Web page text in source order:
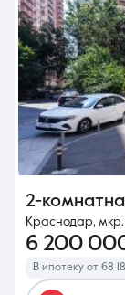
2-
Краснодар,
6 200
В ипотеку от 68